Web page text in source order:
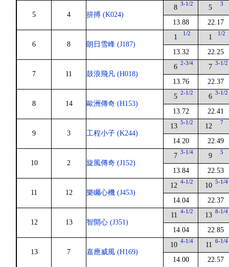
5 4 拚搏 (K024)
8 3-1/2
13.88
5 3
22.17
6 8 朗日雪峰 (J187)
1 1/2
13.32
1 1/2
22.25
7 11 鼓浪飛凡 (H018)
6 2-3/4
13.76
7 3-1/2
22.37
8 14 歐洲傳奇 (H153)
5 2-1/2
13.72
6 3-1/2
22.41
9 3 工程小子 (K244)
13 5-1/2
14.20
12 7
22.49
10 2 旋風傳奇 (J152)
7 3-1/4
13.84
9 5
22.53
11 12 樂矚心機 (J453)
12 4-1/2
14.04
10 5-1/4
22.37
12 13 智開心 (J351)
11 4-1/2
14.04
13 8-1/4
22.85
13 7 嘉應威風 (H169)
10 4-1/4
14.00
11 6-1/4
22.57